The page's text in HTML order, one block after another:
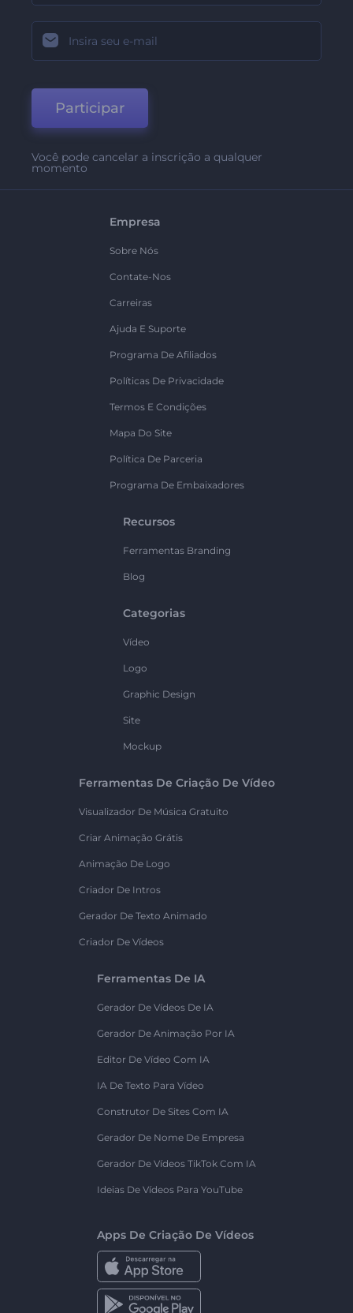
Participar
Você pode cancelar a inscrição a qualquer
momento
Empresa
Sobre Nós
Contate-Nos
Carreiras
Ajuda E Suporte
Programa De Afiliados
Políticas De Privacidade
Termos E Condições
Mapa Do Site
Política De Parceria
Programa De Embaixadores
Recursos
Ferramentas Branding
Blog
Categorias
Vídeo
Logo
Graphic Design
Site
Mockup
Ferramentas De Criação De Vídeo
Visualizador De Música Gratuito
Criar Animação Grátis
Animação De Logo
Criador De Intros
Gerador De Texto Animado
Criador De Vídeos
Ferramentas De IA
Gerador De Vídeos De IA
Gerador De Animação Por IA
Editor De Vídeo Com IA
IA De Texto Para Vídeo
Construtor De Sites Com IA
Gerador De Nome De Empresa
Gerador De Vídeos TikTok Com IA
Ideias De Vídeos Para YouTube
Apps De Criação De Vídeos